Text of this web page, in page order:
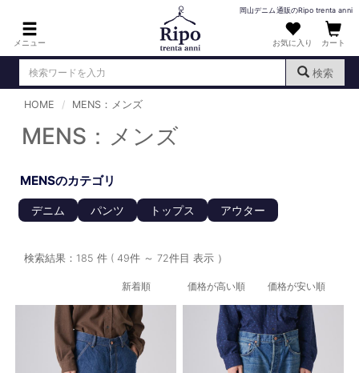
メニュー
岡山デニム通販のRipo trenta anni
お気に入り カート
検索
DENIM : デニム
PANTS : パンツ
KNIT : ニット
SHIRT : シャツ
HOME MENS：メンズ
MENS：メンズ
MENSのカテゴリ
デニム パンツ トップス アウター
検索結果：185 件 ( 49件 ～ 72件目 表示 ）
新着順 価格が高い順 価格が安い順